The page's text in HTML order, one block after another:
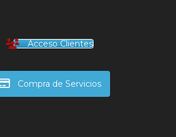
Acceso Clientes
Compra de Servicios